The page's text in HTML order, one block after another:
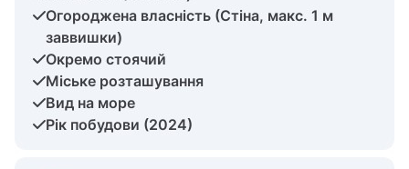
Огороджена власність (Стіна, макс. 1 м
заввишки)
Окремо стоячий
Міське розташування
Вид на море
Рік побудови (2024)